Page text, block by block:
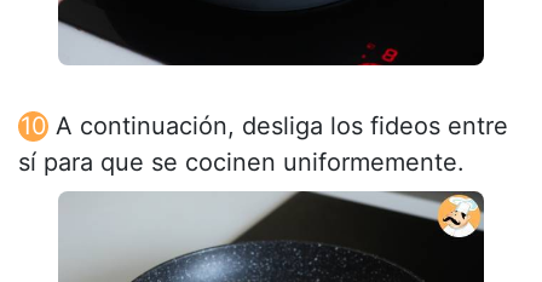
A continuación, desliga los fideos entre
sí para que se cocinen uniformemente.